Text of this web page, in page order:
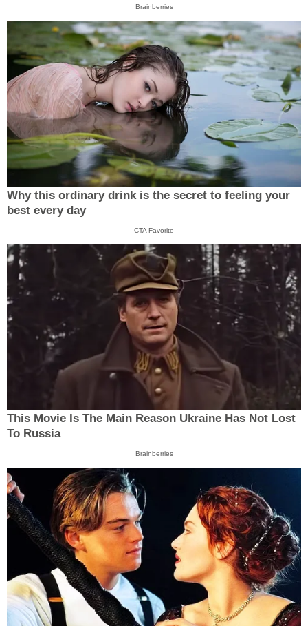
Brainberries
Why this ordinary drink is the secret to feeling your
best every day
CTA Favorite
This Movie Is The Main Reason Ukraine Has Not Lost
To Russia
Brainberries